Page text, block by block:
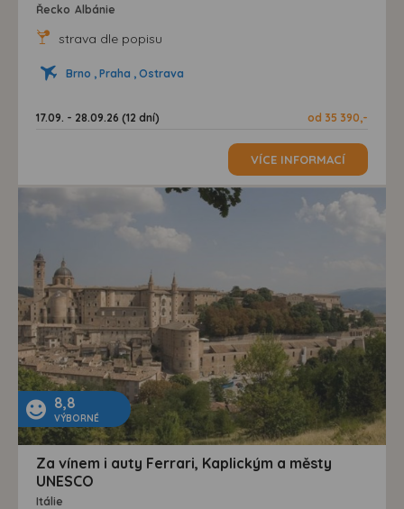
Řecko Albánie
strava dle popisu
Brno , Praha , Ostrava
17.09. - 28.09.26 (12 dní) od 35 390,-
VÍCE INFORMACÍ
8,8
VÝBORNÉ
Za vínem i auty Ferrari, Kaplickým a městy
UNESCO
Itálie